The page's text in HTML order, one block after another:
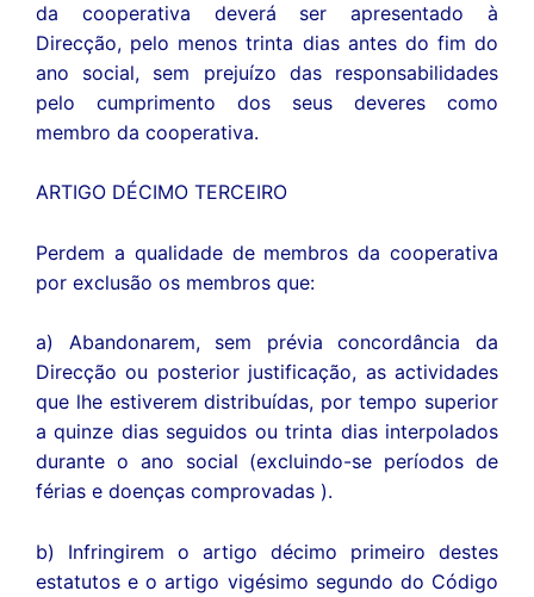
da cooperativa deverá ser apresentado à
Direcção, pelo menos trinta dias antes do fim do
ano social, sem prejuízo das responsabilidades
pelo cumprimento dos seus deveres como
membro da cooperativa.
ARTIGO DÉCIMO TERCEIRO
Perdem a qualidade de membros da cooperativa
por exclusão os membros que:
a) Abandonarem, sem prévia concordância da
Direcção ou posterior justificação, as actividades
que lhe estiverem distribuídas, por tempo superior
a quinze dias seguidos ou trinta dias interpolados
durante o ano social (excluindo-se períodos de
férias e doenças comprovadas ).
b) Infringirem o artigo décimo primeiro destes
estatutos e o artigo vigésimo segundo do Código